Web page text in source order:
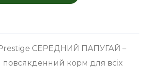
Prestige СЕРЕДНИЙ ПАПУГАЙ –
корм для всіх